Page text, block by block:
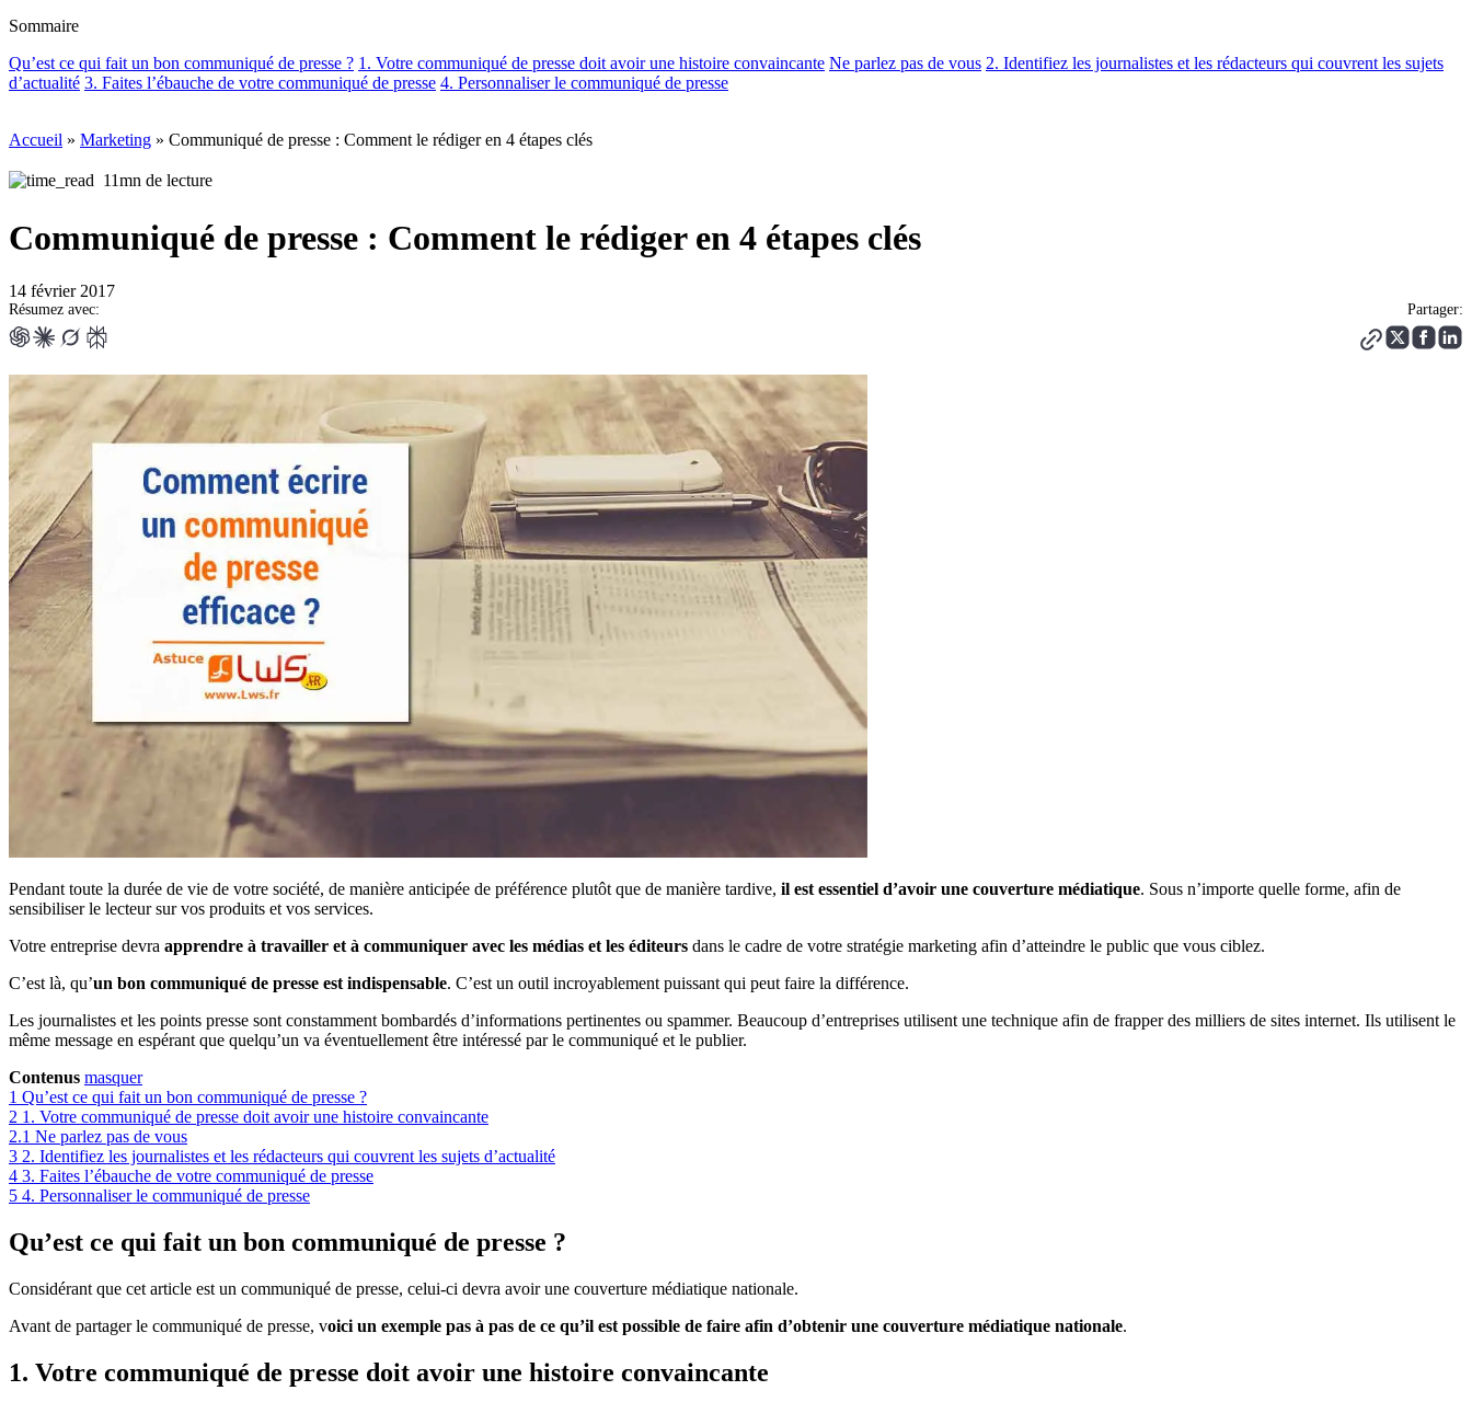
Sommaire
Qu’est ce qui fait un bon communiqué de presse ? 1. Votre communiqué de presse doit avoir une histoire convaincante Ne parlez pas de vous 2. Identifiez les journalistes et les rédacteurs qui couvrent les sujets
d’actualité 3. Faites l’ébauche de votre communiqué de presse 4. Personnaliser le communiqué de presse
Accueil » Marketing » Communiqué de presse : Comment le rédiger en 4 étapes clés
11mn de lecture
Communiqué de presse : Comment le rédiger en 4 étapes clés
14 février 2017
Résumez avec: Partager:
Pendant toute la durée de vie de votre société, de manière anticipée de préférence plutôt que de manière tardive, il est essentiel d’avoir une couverture médiatique. Sous n’importe quelle forme, afin de
sensibiliser le lecteur sur vos produits et vos services.
Votre entreprise devra apprendre à travailler et à communiquer avec les médias et les éditeurs dans le cadre de votre stratégie marketing afin d’atteindre le public que vous ciblez.
C’est là, qu’un bon communiqué de presse est indispensable. C’est un outil incroyablement puissant qui peut faire la différence.
Les journalistes et les points presse sont constamment bombardés d’informations pertinentes ou spammer. Beaucoup d’entreprises utilisent une technique afin de frapper des milliers de sites internet. Ils utilisent le
même message en espérant que quelqu’un va éventuellement être intéressé par le communiqué et le publier.
Contenus masquer
1 Qu’est ce qui fait un bon communiqué de presse ?
2 1. Votre communiqué de presse doit avoir une histoire convaincante
2.1 Ne parlez pas de vous
3 2. Identifiez les journalistes et les rédacteurs qui couvrent les sujets d’actualité
4 3. Faites l’ébauche de votre communiqué de presse
5 4. Personnaliser le communiqué de presse
Qu’est ce qui fait un bon communiqué de presse ?
Considérant que cet article est un communiqué de presse, celui-ci devra avoir une couverture médiatique nationale.
Avant de partager le communiqué de presse, voici un exemple pas à pas de ce qu’il est possible de faire afin d’obtenir une couverture médiatique nationale.
1. Votre communiqué de presse doit avoir une histoire convaincante